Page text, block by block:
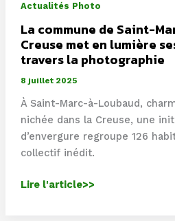
Actualités Photo
La commune de Saint-
Creuse met en lumière
travers la photographie
8 juillet 2025
À Saint-Marc-à-Loubaud,
nichée dans la Creuse, une
d’envergure regroupe 126
collectif inédit.
La
Lire l'article>>